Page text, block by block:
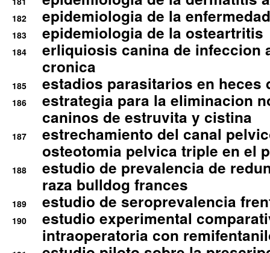
182 epidemiologia de la
183 epidemiologia de la osteartritis
184
erliquiosis canina de infeccion
cronica
185 estadios parasitarios en heces
186
estrategia para la eliminacion
caninos de estruvita y cistina
187
estrechamiento del canal
osteotomia pelvica triple en el
188
estudio de prevalencia de
raza bulldog frances
189 estudio de seroprevalencia
190
estudio experimental
intraoperatoria con